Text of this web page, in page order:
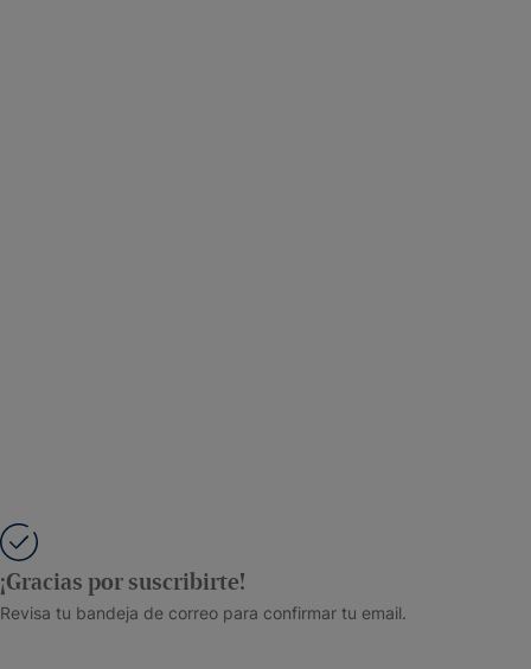
¡Gracias por suscribirte!
Revisa tu bandeja de correo para confirmar tu email.